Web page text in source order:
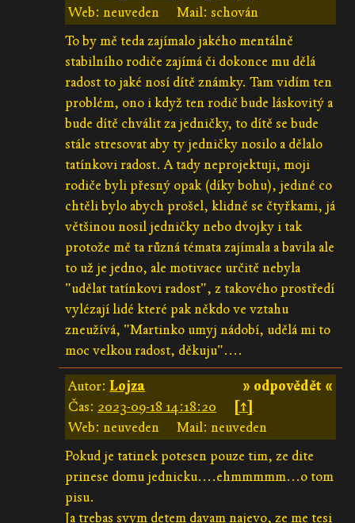
Web: neuveden
Mail: schován
To by mě teda zajímalo jakého mentálně
stabilního rodiče zajímá či dokonce mu dělá
radost to jaké nosí dítě známky. Tam vidím ten
problém, ono i když ten rodič bude láskovitý a
bude dítě chválit za jedničky, to dítě se bude
stále stresovat aby ty jedničky nosilo a dělalo
tatínkovi radost. A tady neprojektuji, moji
rodiče byli přesný opak (díky bohu), jediné co
chtěli bylo abych prošel, klidně se čtyřkami, já
většinou nosil jedničky nebo dvojky i tak
protože mě ta různá témata zajímala a bavila ale
to už je jedno, ale motivace určitě nebyla
"udělat tatínkovi radost", z takového prostředí
vylézají lidé které pak někdo ve vztahu
zneužívá, "Martinko umyj nádobí, udělá mi to
moc velkou radost, děkuju"....
» odpovědět «
Autor:Lojza
Čas: 2023-09-18 14:18:20
[↑]
Web: neuveden
Mail: neuveden
Pokud je tatinek potesen pouze tim, ze dite
prinese domu jednicku....ehmmmmm...o tom
pisu.
Ja trebas svym detem davam najevo, ze me tesi